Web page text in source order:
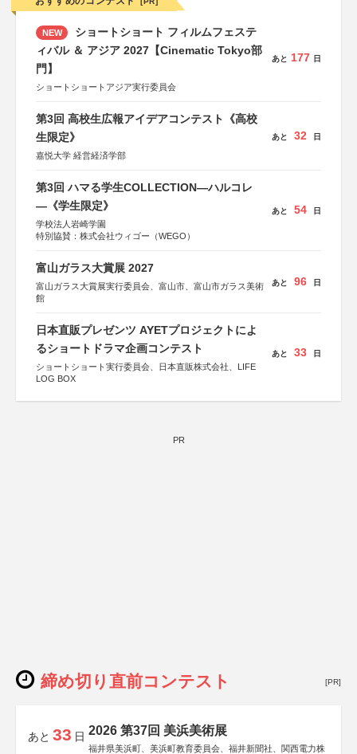
NEW
ショートショート フィルムフェステ
ィバル ＆ アジア 2027【Cinematic Tokyo部
門】
ショートショートアジア実行委員会
あと 177 日
第3回 高校生広報アイデアコンテスト《高校
生限定》
嘉悦大学 経営経済学部
あと 32 日
第3回 ハマる学生COLLECTION―ハルコレ
―《学生限定》
学校法人岩崎学園
特別協賛：株式会社ウィゴー（WEGO）
あと 54 日
富山ガラス大賞展 2027
富山ガラス大賞展実行委員会、富山市、富山市ガラス美術
館
あと 96 日
日本直販プレゼンツ AYETプロジェクトによ
るショートドラマ企画コンテスト
ショートショート実行委員会、日本直販株式会社、LIFE
LOG BOX
あと 33 日
PR
締め切り直前コンテスト [PR]
あと 33 日 2026 第37回 美浜美術展
福井県美浜町、美浜町教育委員会、福井新聞社、関西電力株